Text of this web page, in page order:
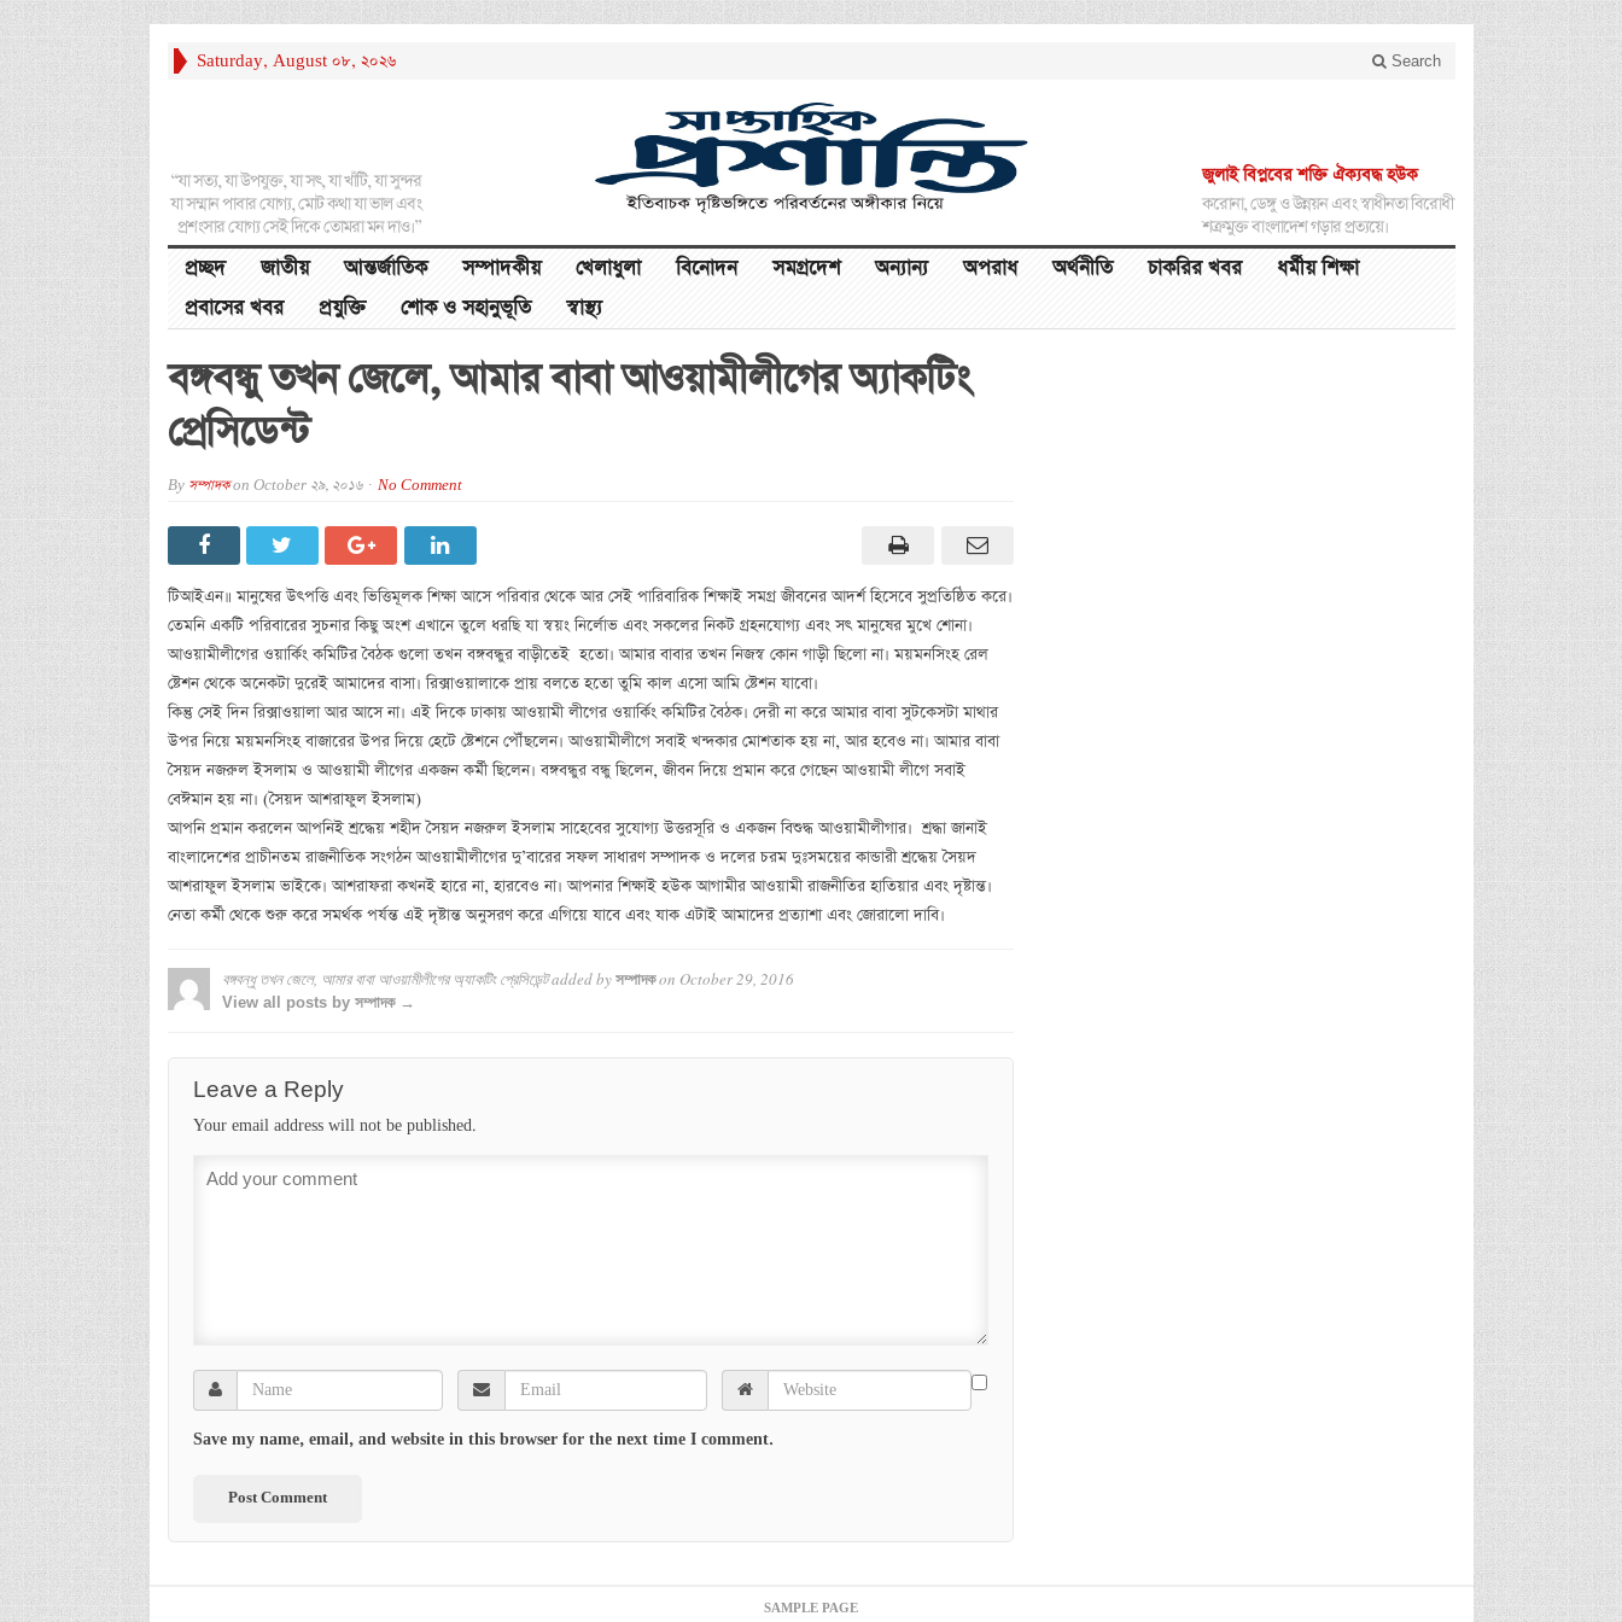
Saturday, August 08, 2026 Search
“যা সত্য, যা উপযুক্ত, যা সৎ, যা খাঁটি, যা সুন্দর
যা সম্মান পাবার যোগ্য, মোট কথা যা ভাল এবং
প্রশংসার যোগ্য সেই দিকে তোমরা মন দাও।”
জুলাই বিপ্লবের শক্তি ঐক্যবদ্ধ হউক
করোনা, ডেঙ্গু ও উন্নয়ন এবং স্বাধীনতা বিরোধী
শত্রুমুক্ত বাংলাদেশ গড়ার প্রত্যয়ে।
প্রচ্ছদ জাতীয় আন্তর্জাতিক সম্পাদকীয় খেলাধুলা বিনোদন সমগ্রদেশ অন্যান্য অপরাধ অর্থনীতি চাকরির খবর
ধর্মীয় শিক্ষা
প্রবাসের খবর
প্রযুক্তি শোক ও সহানুভূতি স্বাস্থ্য
বঙ্গবন্ধু তখন জেলে, আমার বাবা আওয়ামীলীগের অ্যাকটিং
প্রেসিডেন্ট
By সম্পাদকon October 29, 2016 No Comment
টিআইএন॥ মানুষের উৎপত্তি এবং ভিত্তিমূলক শিক্ষা আসে পরিবার থেকে আর সেই পারিবারিক শিক্ষাই সমগ্র জীবনের আদর্শ হিসেবে সুপ্রতিষ্ঠিত করে।
তেমনি একটি পরিবারের সুচনার কিছু অংশ এখানে তুলে ধরছি যা স্বয়ং নির্লোভ এবং সকলের নিকট গ্রহনযোগ্য এবং সৎ মানুষের মুখে শোনা।
আওয়ামীলীগের ওয়ার্কিং কমিটির বৈঠক গুলো তখন বঙ্গবন্ধুর বাড়ীতেই হতো। আমার বাবার তখন নিজস্ব কোন গাড়ী ছিলো না। ময়মনসিংহ রেল
ষ্টেশন থেকে অনেকটা দুরেই আমাদের বাসা। রিক্সাওয়ালাকে প্রায় বলতে হতো তুমি কাল এসো আমি ষ্টেশন যাবো।
কিন্তু সেই দিন রিক্সাওয়ালা আর আসে না। এই দিকে ঢাকায় আওয়ামী লীগের ওয়ার্কিং কমিটির বৈঠক। দেরী না করে আমার বাবা সুটকেসটা মাথার
উপর নিয়ে ময়মনসিংহ বাজারের উপর দিয়ে হেটে ষ্টেশনে পৌঁছলেন। আওয়ামীলীগে সবাই খন্দকার মোশতাক হয় না, আর হবেও না। আমার বাবা
সৈয়দ নজরুল ইসলাম ও আওয়ামী লীগের একজন কর্মী ছিলেন। বঙ্গবন্ধুর বন্ধু ছিলেন, জীবন দিয়ে প্রমান করে গেছেন আওয়ামী লীগে সবাই
বেঈমান হয় না। (সৈয়দ আশরাফুল ইসলাম)
আপনি প্রমান করলেন আপনিই শ্রদ্ধেয় শহীদ সৈয়দ নজরুল ইসলাম সাহেবের সুযোগ্য উত্তরসূরি ও একজন বিশুদ্ধ আওয়ামীলীগার। শ্রদ্ধা জানাই
বাংলাদেশের প্রাচীনতম রাজনীতিক সংগঠন আওয়ামীলীগের দু’বারের সফল সাধারণ সম্পাদক ও দলের চরম দুঃসময়ের কান্ডারী শ্রদ্ধেয় সৈয়দ
আশরাফুল ইসলাম ভাইকে। আশরাফরা কখনই হারে না, হারবেও না। আপনার শিক্ষাই হউক আগামীর আওয়ামী রাজনীতির হাতিয়ার এবং দৃষ্টান্ত।
নেতা কর্মী থেকে শুরু করে সমর্থক পর্যন্ত এই দৃষ্টান্ত অনুসরণ করে এগিয়ে যাবে এবং যাক এটাই আমাদের প্রত্যাশা এবং জোরালো দাবি।
বঙ্গবন্ধু তখন জেলে, আমার বাবা আওয়ামীলীগের অ্যাকটিং প্রেসিডেন্টadded by সম্পাদকon October 29, 2016
View all posts by সম্পাদক →
Leave a Reply
Your email address will not be published.
Save my name, email, and website in this browser for the next time I comment.
SAMPLE PAGE